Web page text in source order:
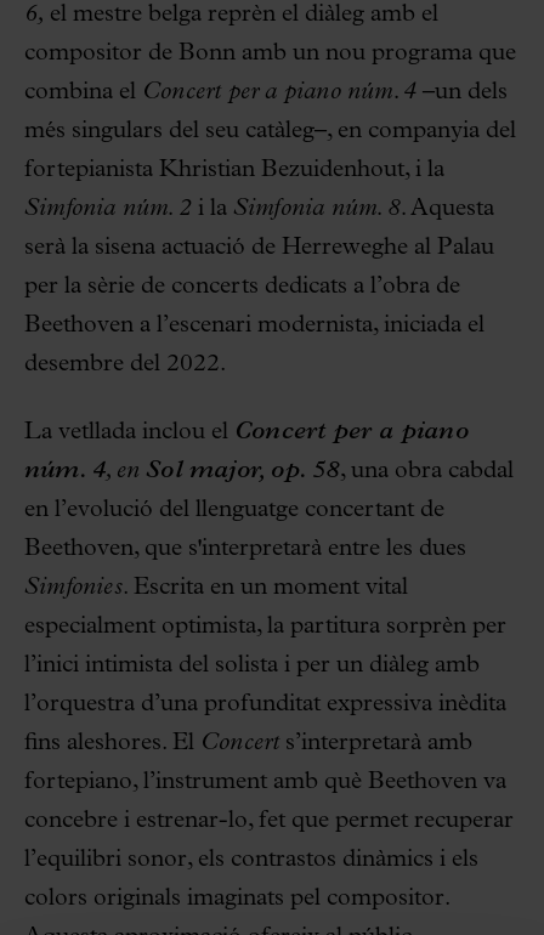
6, el mestre belga reprèn el diàleg amb el
compositor de Bonn amb un nou programa que
combina el Concert per a piano núm. 4 –un dels
més singulars del seu catàleg–, en companyia del
fortepianista Khristian Bezuidenhout, i la
Simfonia núm. 2 i la Simfonia núm. 8.Aquesta
serà la sisena actuació de Herreweghe al Palau
per la sèrie de concerts dedicats a l’obra de
Beethoven a l’escenari modernista, iniciada el
desembre del 2022.
La vetllada inclou el Concert per a piano
núm. 4, en Sol major, op. 58, una obra cabdal
en l’evolució del llenguatge concertant de
Beethoven, que s'interpretarà entre les dues
Simfonies. Escrita en un moment vital
especialment optimista, la partitura sorprèn per
l’inici intimista del solista i per un diàleg amb
l’orquestra d’una profunditat expressiva inèdita
fins aleshores. El Concert s’interpretarà amb
fortepiano, l’instrument amb què Beethoven va
concebre i estrenar-lo, fet que permet recuperar
l’equilibri sonor, els contrastos dinàmics i els
colors originals imaginats pel compositor.